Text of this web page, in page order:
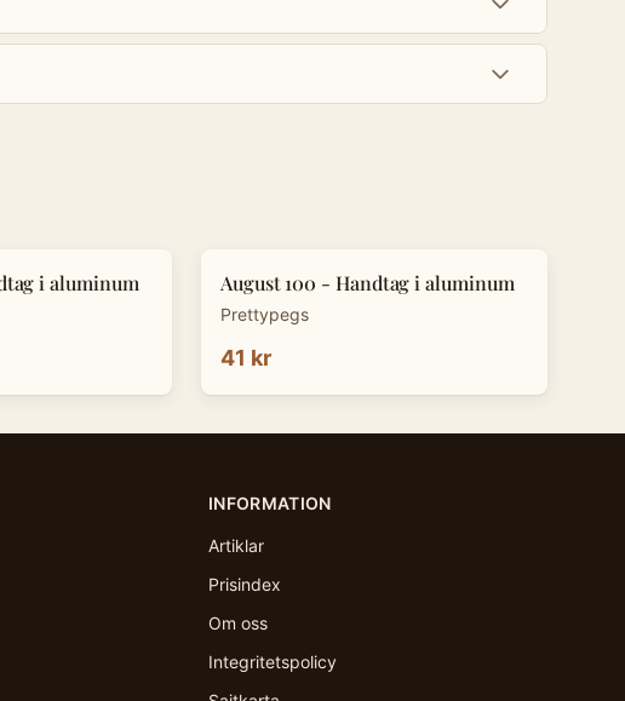
i aluminum August 100 - Handtag i aluminum
Prettypegs
41 kr
INFORMATION
Artiklar
Prisindex
Om oss
Integritetspolicy